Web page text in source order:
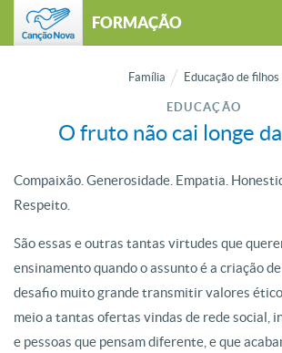
FORMAÇÃO
Família Educação de filhos
EDUCAÇÃO
O fruto não cai longe
Compaixão. Generosidade. Empatia.
Respeito.
São essas e outras tantas virtudes que
ensinamento quando o assunto é a criação
desafio muito grande transmitir valores
meio a tantas ofertas vindas de rede social,
e pessoas que pensam diferente, e que